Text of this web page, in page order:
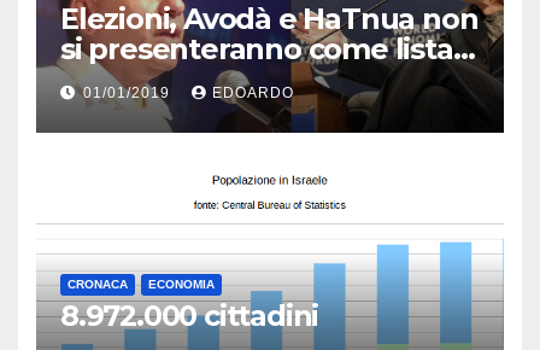
Elezioni, Avodà e HaTnua non
si presenteranno come lista
unica
01/01/2019 EDOARDO
CRONACA ECONOMIA
8.972.000 cittadini